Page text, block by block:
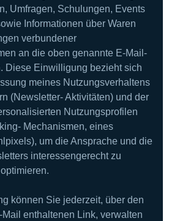
Umfragen, Schulungen, Events
Informationen über Waren
verbundener
an die oben genannte E-Mail-
Diese Einwilligung bezieht sich
meines Nutzungsverhaltens
(Newsletter- Aktivitäten) und der
Nutzungsprofilen
Mechanismen, eines
um die Ansprache und die
interessengerecht zu
können Sie jederzeit, über den
enthaltenen Link, verwalten